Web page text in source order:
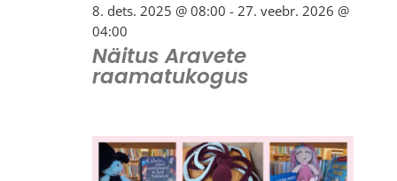
8. dets. 2025 @ 08:00 -27. veebr. 2026 @
04:00
Näitus Aravete
raamatukogus